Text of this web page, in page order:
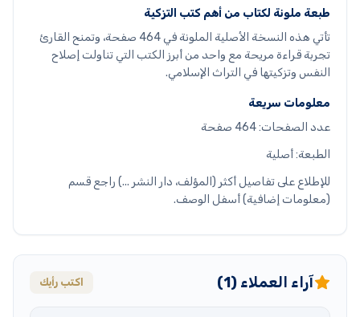
طبعة ملونة لكتاب من أهم كتب التزكية
تأتي هذه النسخة الأصلية الملونة في 464 صفحة، وتمنح القارئ
تجربة قراءة مريحة مع واحد من أبرز الكتب التي تناولت إصلاح
النفس وتزكيتها في التراث الإسلامي.
معلومات سريعة
عدد الصفحات: 464 صفحة
الطبعة: أصلية
للإطلاع على تفاصيل أكثر (المؤلف، دار النشر ...) راجع قسم
(معلومات إضافية) أسفل الوصف.
آراء العملاء (1) اكتب رأيك